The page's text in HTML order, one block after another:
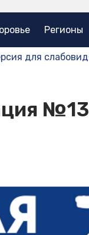
Регионы
для
№13